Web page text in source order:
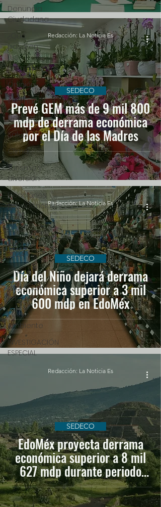
Denuncia
Ciudadana
¿Qué
pasa en
tus
municipios?
Opinión
Internacional
Deportes
Salud
Clima
Turismo y
diversión
Elecciones
presidenciales
2024
ELECCIONES
EDOMEX
2024
Arte
Legislatura
EdoMéx
Medio
Ambiente
INVESTIGACIÓN
ESPECIAL
Prevé GEM más de 9 mil 800
mdp de derrama económica
por el Día de las Madres
SEDECO
Redacción: La Noticia Es
Día del Niño dejará derrama
económica superior a 3 mil
600 mdp en EdoMéx
SEDECO
Redacción: La Noticia Es
EdoMéx proyecta derrama
económica superior a 8 mil
627 mdp durante periodo
vacacional
SEDECO
Redacción: La Noticia Es